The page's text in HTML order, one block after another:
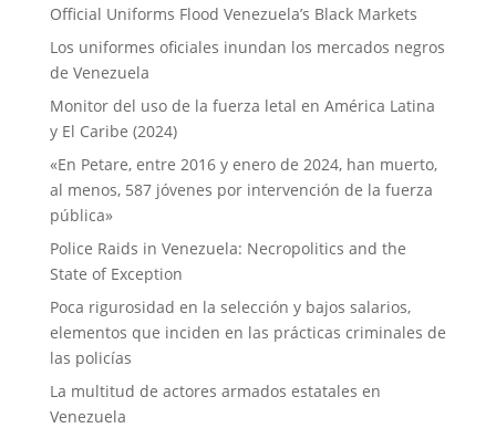
Official Uniforms Flood Venezuela’s Black Markets
Los uniformes oficiales inundan los mercados negros
de Venezuela
Monitor del uso de la fuerza letal en América Latina
y El Caribe (2024)
«En Petare, entre 2016 y enero de 2024, han muerto,
al menos, 587 jóvenes por intervención de la fuerza
pública»
Police Raids in Venezuela: Necropolitics and the
State of Exception
Poca rigurosidad en la selección y bajos salarios,
elementos que inciden en las prácticas criminales de
las policías
La multitud de actores armados estatales en
Venezuela